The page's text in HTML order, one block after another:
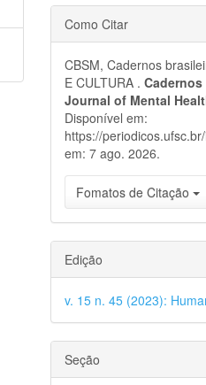
artigo
principal
Detalhes
do
artigo
Como Citar
CBSM, Cadernos
E CULTURA .
Journal of Mental
Disponível em:
https://
em: 7 ago. 2026.
Fomatos de Citação
Edição
v. 15 n. 45 (2023):
Seção